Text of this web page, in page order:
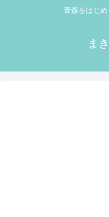
青森をはじ
ま